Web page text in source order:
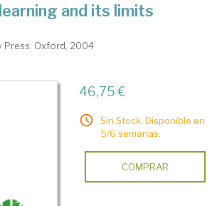
and its limits
Press. Oxford, 2004
46,75 €
Sin Stock. Disponible en
5/6 semanas.
COMPRAR